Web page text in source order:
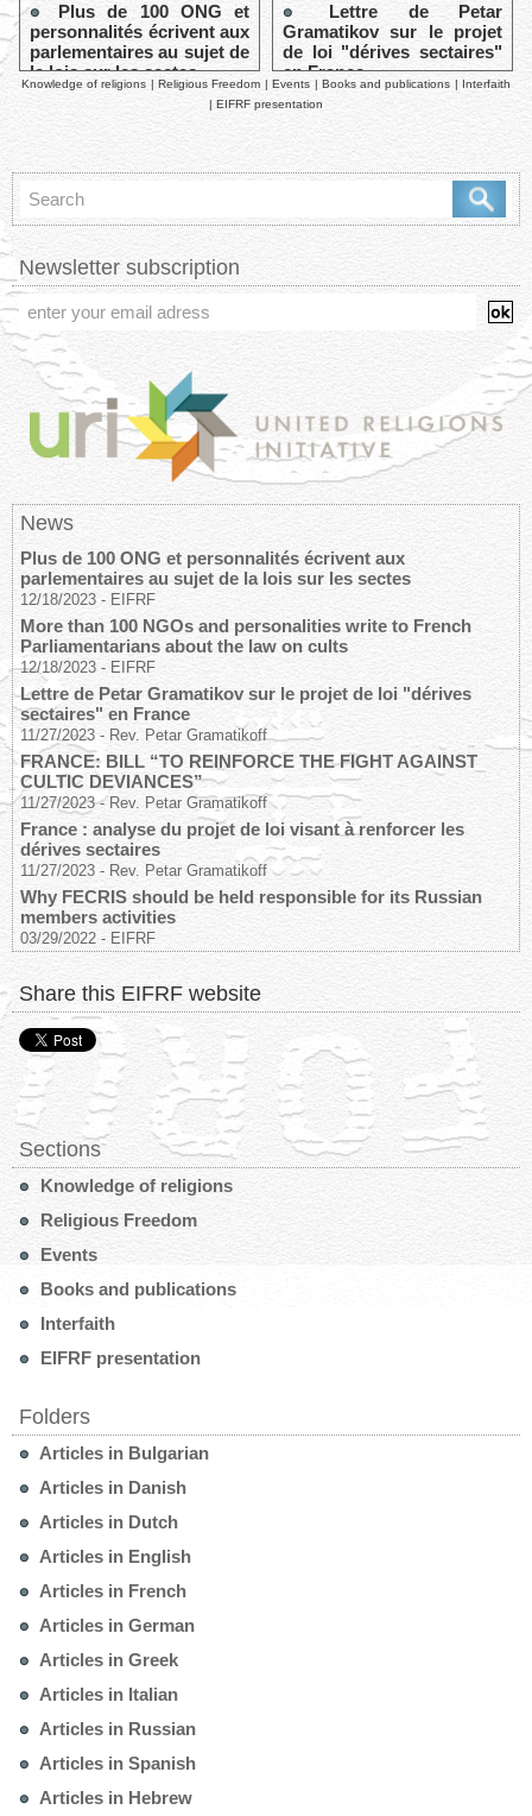
Plus de 100 ONG et
personnalités écrivent aux
parlementaires au sujet de
la lois sur les sectes
Lettre de Petar
Gramatikov sur le projet
de loi "dérives sectaires"
en France
Knowledge of religions | Religious Freedom | Events | Books and publications | Interfaith
| EIFRF presentation
Newsletter subscription
News
Plus de 100 ONG et personnalités écrivent aux
parlementaires au sujet de la lois sur les sectes
12/18/2023 - EIFRF
More than 100 NGOs and personalities write to French
Parliamentarians about the law on cults
12/18/2023 - EIFRF
Lettre de Petar Gramatikov sur le projet de loi "dérives
sectaires" en France
11/27/2023 - Rev. Petar Gramatikoff
FRANCE: BILL “TO REINFORCE THE FIGHT AGAINST
CULTIC DEVIANCES”
11/27/2023 - Rev. Petar Gramatikoff
France : analyse du projet de loi visant à renforcer les
dérives sectaires
11/27/2023 - Rev. Petar Gramatikoff
Why FECRIS should be held responsible for its Russian
members activities
03/29/2022 - EIFRF
Share this EIFRF website
Sections
Knowledge of religions
Religious Freedom
Events
Books and publications
Interfaith
EIFRF presentation
Folders
Articles in Bulgarian
Articles in Danish
Articles in Dutch
Articles in English
Articles in French
Articles in German
Articles in Greek
Articles in Italian
Articles in Russian
Articles in Spanish
Articles in Hebrew